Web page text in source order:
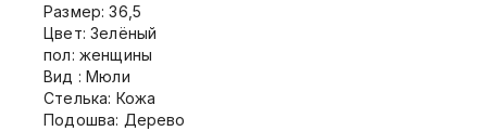
Размер: 36,5
Цвет: Зелёный
пол: женщины
Вид : Мюли
Стелька: Кожа
Подошва: Дерево